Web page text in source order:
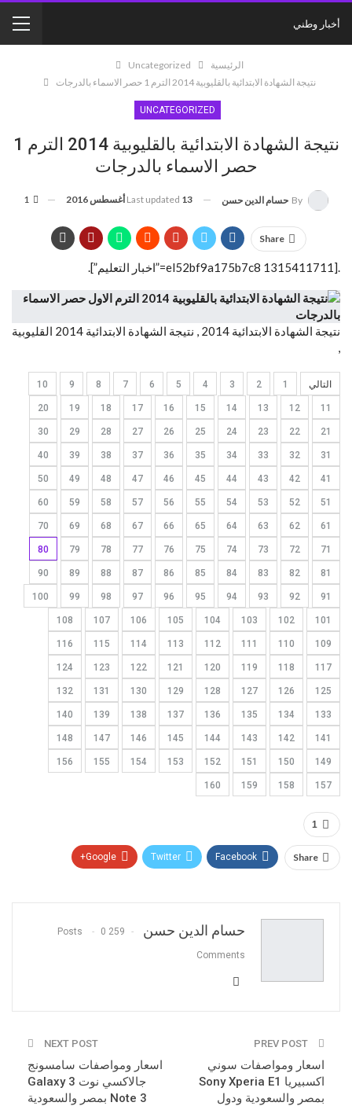
أخبار وطني
الرئيسية
Uncategorized
نتيجة الشهادة الابتدائية بالقليوبية 2014 الترم 1 حصر الاسماء بالدرجات
UNCATEGORIZED
نتيجة الشهادة الابتدائية بالقليوبية 2014 الترم 1
حصر الاسماء بالدرجات
By حسام الدين حسن Last updated 13 أغسطس 2016
Share
.[el52bf9a175b7c8 1315411711=”اخبار التعليم”].
نتيجة الشهادة الابتدائية 2014 , نتيجة الشهادة الابتدائية 2014 القليوبية
,
التالي 1
2
3
4
5
6
7
8
9
10
11
12
13
14
15
16
17
18
19
20
21
22
23
24
25
26
27
28
29
30
31
32
33
34
35
36
37
38
39
40
41
42
43
44
45
46
47
48
49
50
51
52
53
54
55
56
57
58
59
60
61
62
63
64
65
66
67
68
69
70
71
72
73
74
75
76
77
78
79
80
81
82
83
84
85
86
87
88
89
90
91
92
93
94
95
96
97
98
99
100
101
102
103
104
105
106
107
108
109
110
111
112
113
114
115
116
117
118
119
120
121
122
123
124
125
126
127
128
129
130
131
132
133
134
135
136
137
138
139
140
141
142
143
144
145
146
147
148
149
150
151
152
153
154
155
156
157
158
159
160
1
Share
Facebook
Twitter
Google+
حسام الدين حسن 259 Posts
0
Comments
اسعار ومواصفات سوني
اكسبيريا Sony Xperia E1
بمصر والسعودية ودول
NEXT POST
اسعار ومواصفات سامسونج
جالاكسي نوت 3 Galaxy
Note 3 بمصر والسعودية